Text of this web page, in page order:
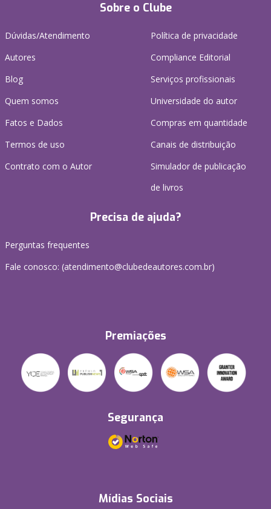
Sobre o Clube
Dúvidas/Atendimento
Autores
Blog
Quem somos
Fatos e Dados
Termos de uso
Contrato com o Autor
Política de privacidade
Compliance Editorial
Serviços profissionais
Universidade do autor
Compras em quantidade
Canais de distribuição
Simulador de publicação
de livros
Precisa de ajuda?
Perguntas frequentes
Fale conosco: (atendimento@clubedeautores.com.br)
Premiações
Segurança
Mídias Sociais